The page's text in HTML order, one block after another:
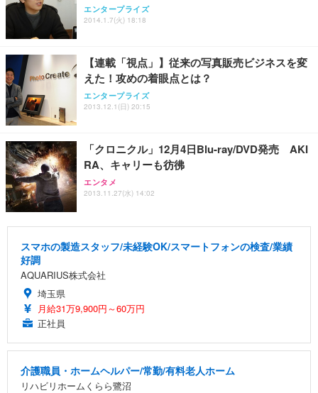
エンタープライズ
2014.1.7(火) 18:18
【連載「視点」】従来の写真販売ビジネスを変
えた！攻めの着眼点とは？
エンタープライズ
2013.12.1(日) 20:15
「クロニクル」12月4日Blu-ray/DVD発売 AKI
RA、キャリーも彷彿
エンタメ
2013.11.27(水) 14:02
スマホの製造スタッフ/未経験OK/スマートフォンの検査/業績
好調
AQUARIUS株式会社
埼玉県
月給31万9,900円～60万円
正社員
介護職員・ホームヘルパー/常勤/有料老人ホーム
リハビリホームくらら鷺沼